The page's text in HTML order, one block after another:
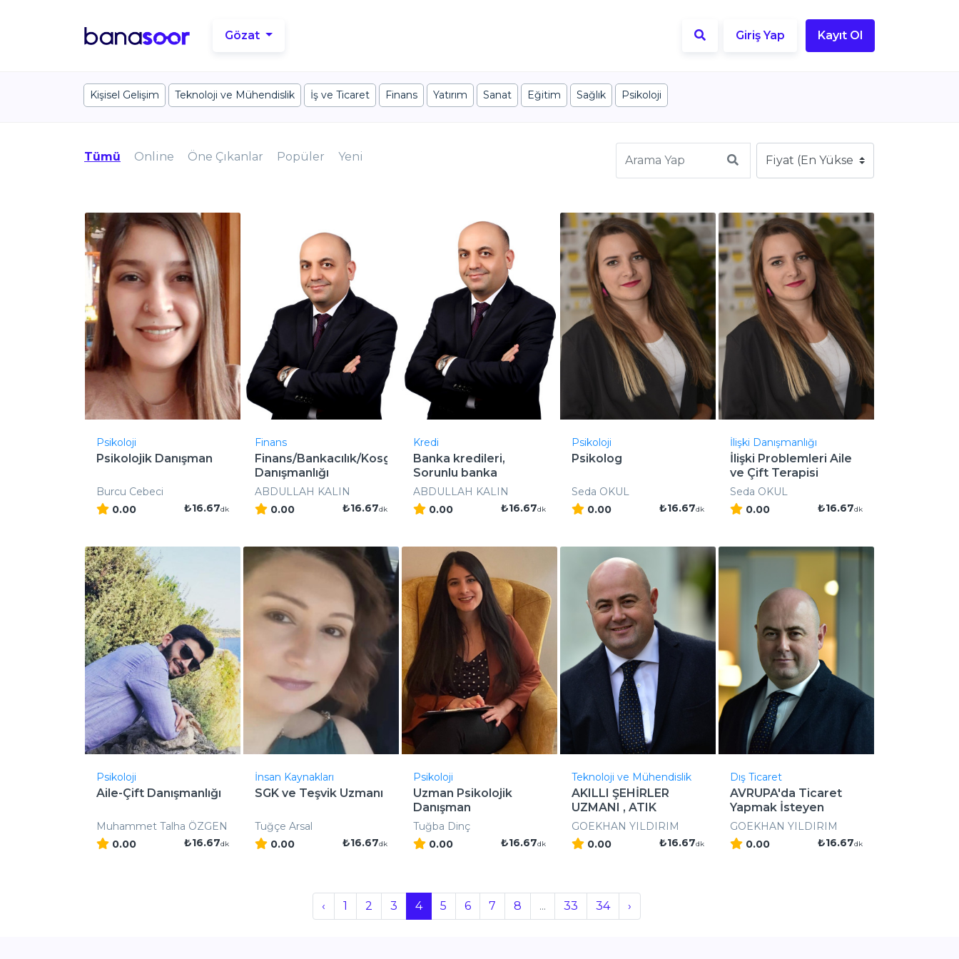
Gözat Giriş Yap Kayıt Ol
Kişisel Gelişim Teknoloji ve Mühendislik İş ve Ticaret Finans Yatırım Sanat Eğitim Sağlık Psikoloji
Tümü Online Öne Çıkanlar Popüler Yeni
Psikoloji
Psikolojik Danışman
Burcu Cebeci
0.00
₺16.67dk
Finans
Finans/Bankacılık/Kosgeb
Danışmanlığı
ABDULLAH KALIN
0.00
₺16.67dk
Kredi
Banka kredileri,
Sorunlu banka
kredileri ..
ABDULLAH KALIN
0.00
₺16.67dk
Psikoloji
Psikolog
Seda OKUL
0.00
₺16.67dk
İlişki Danışmanlığı
İlişki Problemleri Aile
ve Çift Terapisi
Seda OKUL
0.00
₺16.67dk
Psikoloji
Aile-Çift Danışmanlığı
Muhammet Talha ÖZGEN
0.00
₺16.67dk
İnsan Kaynakları
SGK ve Teşvik Uzmanı
Tuğçe Arsal
0.00
₺16.67dk
Psikoloji
Uzman Psikolojik
Danışman
Tuğba Dinç
0.00
₺16.67dk
Teknoloji ve Mühendislik
AKILLI ŞEHİRLER
UZMANI , ATIK
YÖNETİMİ , ..
GOEKHAN YILDIRIM
0.00
₺16.67dk
Dış Ticaret
AVRUPA'da Ticaret
Yapmak İsteyen
Firmala ..
GOEKHAN YILDIRIM
0.00
₺16.67dk
‹ 1 2 3 4 5 6 7 8 ... 33 34 ›